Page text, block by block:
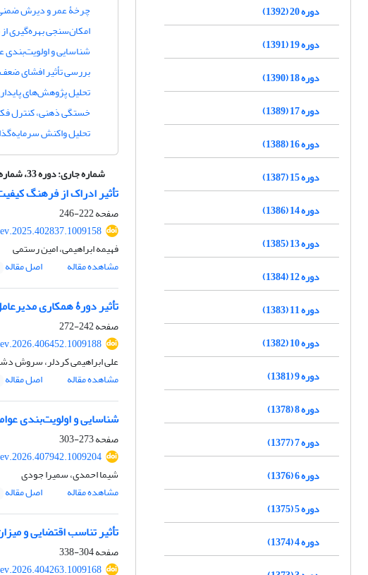
دوره 20 (1392)
دوره 19 (1391)
دوره 18 (1390)
دوره 17 (1389)
دوره 16 (1388)
دوره 15 (1387)
دوره 14 (1386)
دوره 13 (1385)
دوره 12 (1384)
دوره 11 (1383)
دوره 10 (1382)
دوره 9 (1381)
دوره 8 (1378)
دوره 7 (1377)
دوره 6 (1376)
دوره 5 (1375)
دوره 4 (1374)
چرخۀ عمر و دیرش ضمنی
امکان‌‌سنجی بهره‌‌گیری
شناسایی و اولویت‌‌بندی
بررسی تأثیر افشای
تحلیل پژوهش‌‌‌‌های
خستگی ذهنی، کنترل
تحلیل واکنش
شماره جاری:دوره 33، شماره 2، 1405
تأثیر ادراک از فرهنگ
صفحه222-246
فهیمه ابراهیمی، امین رستمی
مشاهده مقاله
اصل مقاله
تأثیر دورۀ همکاری
صفحه242-272
علی ابراهیمی کردلر، سروش
مشاهده مقاله
اصل مقاله
شناسایی و اولویت‌‌بندی
صفحه273-303
شیما احمدی، سمیرا جودی
مشاهده مقاله
اصل مقاله
تأثیر تناسب اقتضایی و
صفحه304-338